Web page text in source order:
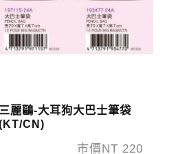
三麗鷗-大耳狗大巴士筆袋
CN)
市價NT 220